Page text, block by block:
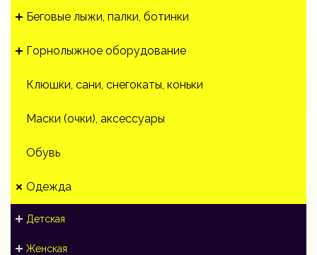
Беговые лыжи, палки, ботинки
Горнолыжное оборудование
Клюшки, сани, снегокаты, коньки
Маски (очки), аксессуары
Обувь
Одежда
Детская
Женская